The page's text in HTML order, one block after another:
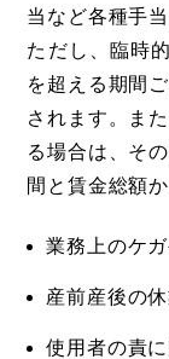
当など各種手
ただし、臨時
を超える期間
されます。ま
る場合は、そ
間と賃金総額
業務上のケ
産前産後の
使用者の責